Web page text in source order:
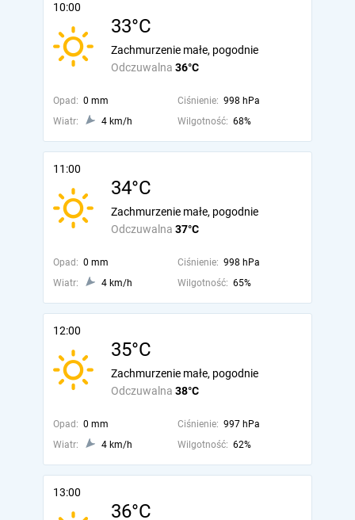
10:00
33°C
Odczuwalna 36°C
Zachmurzenie małe, pogodnie
Opad: 0 mm Ciśnienie: 998 hPa
Wiatr:
4 km/h Wilgotność: 68%
11:00
34°C
Odczuwalna 37°C
Zachmurzenie małe, pogodnie
Opad: 0 mm Ciśnienie: 998 hPa
Wiatr:
4 km/h Wilgotność: 65%
12:00
35°C
Odczuwalna 38°C
Zachmurzenie małe, pogodnie
Opad: 0 mm Ciśnienie: 997 hPa
Wiatr:
4 km/h Wilgotność: 62%
13:00
36°C